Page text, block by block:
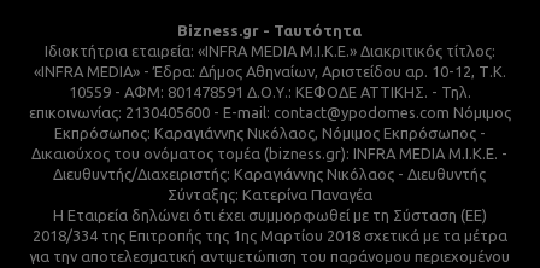
Bizness.gr - Ταυτότητα
Ιδιοκτήτρια εταιρεία: «INFRA MEDIA M.I.K.E.» Διακριτικός τίτλος:
«INFRA MEDIA» - Έδρα: Δήμος Αθηναίων, Αριστείδου αρ. 10-12, Τ.Κ.
10559 - ΑΦΜ: 801478591 Δ.Ο.Υ.: ΚΕΦΟΔΕ ΑΤΤΙΚΗΣ. - Τηλ.
επικοινωνίας: 2130405600 - E-mail: contact@ypodomes.com Νόμιμος
Εκπρόσωπος: Καραγιάννης Νικόλαος, Νόμιμος Εκπρόσωπος -
Δικαιούχος του ονόματος τομέα (bizness.gr): INFRA MEDIA M.I.K.E. -
Διευθυντής/Διαχειριστής: Καραγιάννης Νικόλαος - Διευθυντής
Σύνταξης: Κατερίνα Παναγέα
Η Εταιρεία δηλώνει ότι έχει συμμορφωθεί με τη Σύσταση (ΕΕ)
2018/334 της Επιτροπής της 1ης Μαρτίου 2018 σχετικά με τα μέτρα
για την αποτελεσματική αντιμετώπιση του παράνομου περιεχομένου